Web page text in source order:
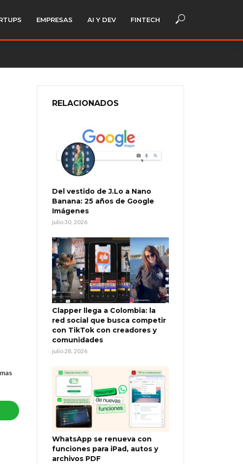
EMPRESAS AI Y DEV FINTECH
RELACIONADOS
Del vestido de J.Lo a Nano
Banana: 25 años de Google
Imágenes
julio 30, 2026
Clapper llega a Colombia: la
red social que busca competir
con TikTok con creadores y
comunidades
julio 28, 2026
WhatsApp se renueva con
funciones para iPad, autos y
archivos PDF